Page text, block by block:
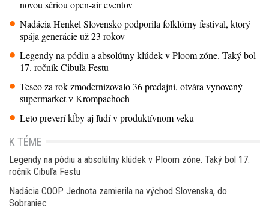
novou sériou open-air eventov
Nadácia Henkel Slovensko podporila folklórny festival, ktorý
spája generácie už 23 rokov
Legendy na pódiu a absolútny klúdek v Ploom zóne. Taký bol
17. ročník Cibuľa Festu
Tesco za rok zmodernizovalo 36 predajní, otvára vynovený
supermarket v Krompachoch
Leto preverí kĺby aj ľudí v produktívnom veku
K TÉME
Legendy na pódiu a absolútny klúdek v Ploom zóne. Taký bol 17.
ročník Cibuľa Festu
Nadácia COOP Jednota zamierila na východ Slovenska, do
Sobraniec